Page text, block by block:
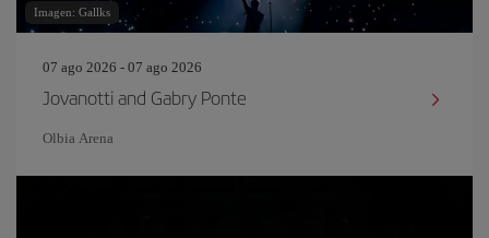
Imagen: Gallks
07 ago 2026 - 07 ago 2026
Jovanotti and Gabry Ponte
Olbia Arena